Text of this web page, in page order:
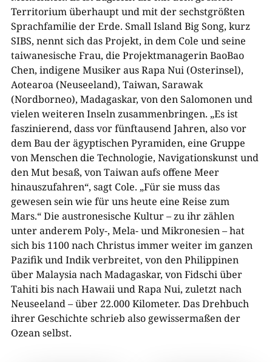
Territorium überhaupt und mit der sechstgrößten
Sprachfamilie der Erde. Small Island Big Song, kurz
SIBS, nennt sich das Projekt, in dem Cole und seine
taiwanesische Frau, die Projektmanagerin BaoBao
Chen, indigene Musiker aus Rapa Nui (Osterinsel),
Aotearoa (Neuseeland), Taiwan, Sarawak
(Nordborneo), Madagaskar, von den Salomonen und
vielen weiteren Inseln zusammenbringen. „Es ist
faszinierend, dass vor fünftausend Jahren, also vor
dem Bau der ägyptischen Pyramiden, eine Gruppe
von Menschen die Technologie, Navigationskunst und
den Mut besaß, von Taiwan aufs offene Meer
hinauszufahren“, sagt Cole. „Für sie muss das
gewesen sein wie für uns heute eine Reise zum
Mars.“ Die austronesische Kultur – zu ihr zählen
unter anderem Poly-, Mela- und Mikronesien – hat
sich bis 1100 nach Christus immer weiter im ganzen
Pazifik und Indik verbreitet, von den Philippinen
über Malaysia nach Madagaskar, von Fidschi über
Tahiti bis nach Hawaii und Rapa Nui, zuletzt nach
Neuseeland – über 22.000 Kilometer. Das Drehbuch
ihrer Geschichte schrieb also gewissermaßen der
Ozean selbst.